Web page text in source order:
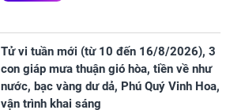
Tử vi tuần mới (từ 10 đến 16/8/2026), 3
con giáp mưa thuận gió hòa, tiền về như
nước, bạc vàng dư dả, Phú Quý Vinh Hoa,
vận trình khai sáng